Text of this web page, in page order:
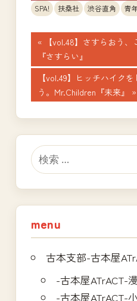
SPA! 扶桑社 渋谷直角 青
投
稿
ナ
ビ
ゲ
ー
シ
ョ
ン
前
の
記
事:
【vol.48】さすらおう
『さすらい』
次
の
記
事:
【vol.49】ヒッチハイク
う。Mr.Children『未来』
menu
古本支部-古本屋
-古本屋ATrACT-
-古本屋ATrACT-